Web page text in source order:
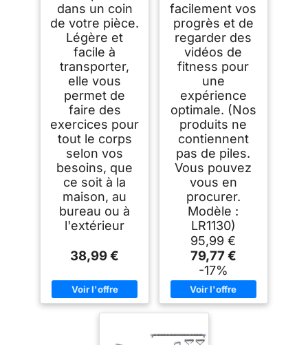
dans un coin
de votre pièce.
Légère et
facile à
transporter,
elle vous
permet de
faire des
exercices pour
tout le corps
selon vos
besoins, que
ce soit à la
maison, au
bureau ou à
l'extérieur
38,99 €
facilement vos
progrès et de
regarder des
vidéos de
fitness pour
une
expérience
optimale. (Nos
produits ne
contiennent
pas de piles.
Vous pouvez
vous en
procurer.
Modèle :
LR1130)
95,99 €
79,77 €
-17%